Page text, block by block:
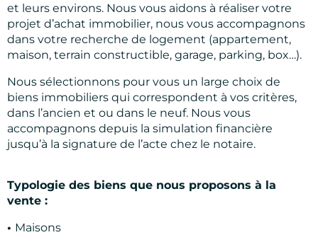
et leurs environs. Nous vous aidons à réaliser votre
projet d’achat immobilier, nous vous accompagnons
dans votre recherche de logement (appartement,
maison, terrain constructible, garage, parking, box…).
Nous sélectionnons pour vous un large choix de
biens immobiliers qui correspondent à vos critères,
dans l’ancien et ou dans le neuf. Nous vous
accompagnons depuis la simulation financière
jusqu’à la signature de l’acte chez le notaire.
Typologie des biens que nous proposons à la
vente :
• Maisons